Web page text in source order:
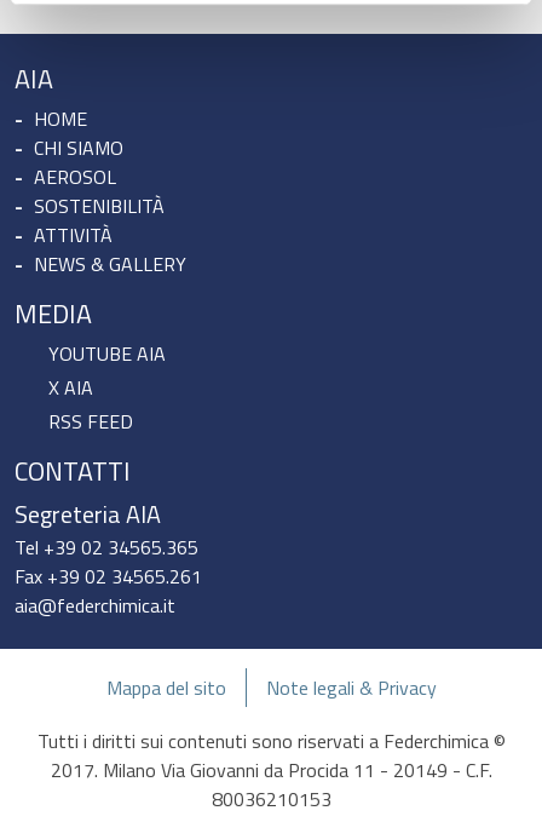
AIA
HOME
CHI SIAMO
AEROSOL
SOSTENIBILITÀ
ATTIVITÀ
NEWS & GALLERY
MEDIA
YOUTUBE AIA
X AIA
RSS FEED
CONTATTI
Segreteria AIA
Tel +39 02 34565.365
Fax +39 02 34565.261
aia@federchimica.it
Mappa del sito
Note legali & Privacy
Tutti i diritti sui contenuti sono riservati a Federchimica ©
2017. Milano Via Giovanni da Procida 11 - 20149 - C.F.
80036210153